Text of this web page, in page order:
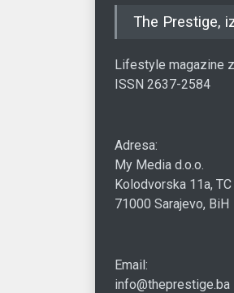
The Prestige,
Lifestyle magazine
ISSN 2637-2584
Adresa:
My Media d.o.o.
Kolodvorska 11a,
71000 Sarajevo, BiH
Email:
info@theprestige.ba